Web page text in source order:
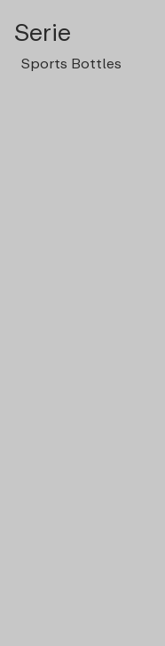
Serie
Sports Bottles